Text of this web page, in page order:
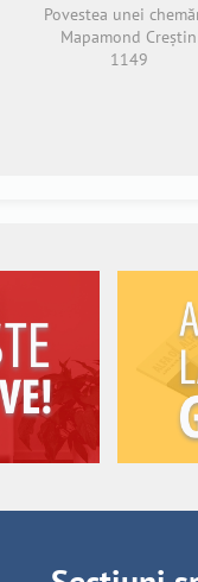
Povestea unei
Mapamond Creștin
1149